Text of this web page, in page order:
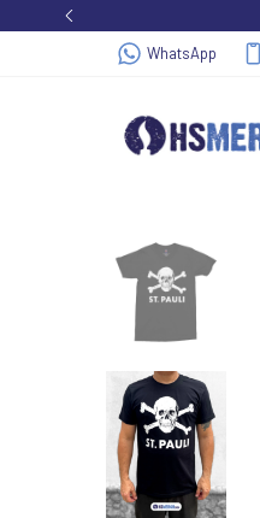
WhatsApp